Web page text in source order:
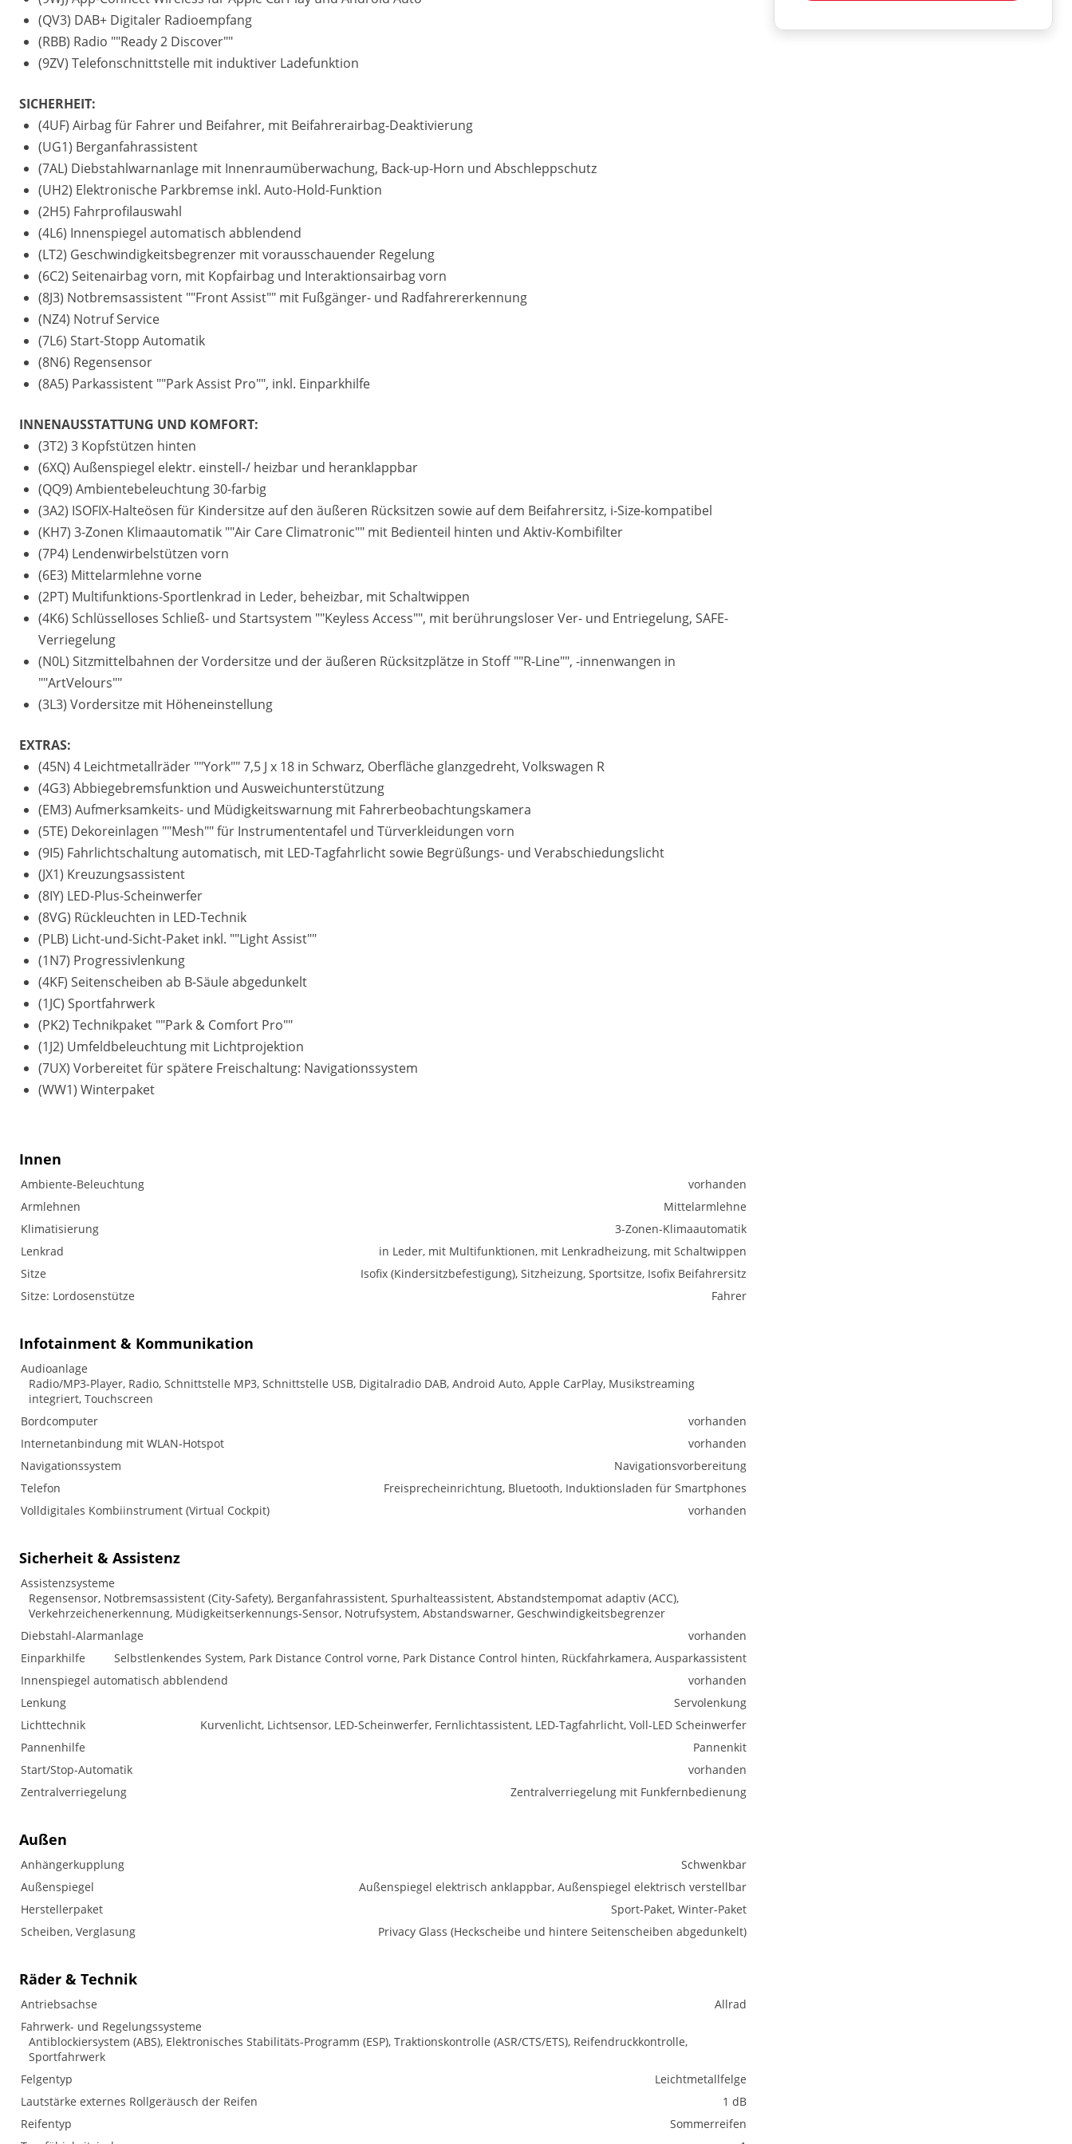
(QV3) DAB+ Digitaler Radioempfang
(RBB) Radio ""Ready 2 Discover""
(9ZV) Telefonschnittstelle mit induktiver Ladefunktion
SICHERHEIT:
(4UF) Airbag für Fahrer und Beifahrer, mit Beifahrerairbag-Deaktivierung
(UG1) Berganfahrassistent
(7AL) Diebstahlwarnanlage mit Innenraumüberwachung, Back-up-Horn und Abschleppschutz
(UH2) Elektronische Parkbremse inkl. Auto-Hold-Funktion
(2H5) Fahrprofilauswahl
(4L6) Innenspiegel automatisch abblendend
(LT2) Geschwindigkeitsbegrenzer mit vorausschauender Regelung
(6C2) Seitenairbag vorn, mit Kopfairbag und Interaktionsairbag vorn
(8J3) Notbremsassistent ""Front Assist"" mit Fußgänger- und Radfahrererkennung
(NZ4) Notruf Service
(7L6) Start-Stopp Automatik
(8N6) Regensensor
(8A5) Parkassistent ""Park Assist Pro"", inkl. Einparkhilfe
INNENAUSSTATTUNG UND KOMFORT:
(3T2) 3 Kopfstützen hinten
(6XQ) Außenspiegel elektr. einstell-/ heizbar und heranklappbar
(QQ9) Ambientebeleuchtung 30-farbig
(3A2) ISOFIX-Halteösen für Kindersitze auf den äußeren Rücksitzen sowie auf dem Beifahrersitz, i-Size-kompatibel
(KH7) 3-Zonen Klimaautomatik ""Air Care Climatronic"" mit Bedienteil hinten und Aktiv-Kombifilter
(7P4) Lendenwirbelstützen vorn
(6E3) Mittelarmlehne vorne
(2PT) Multifunktions-Sportlenkrad in Leder, beheizbar, mit Schaltwippen
(4K6) Schlüsselloses Schließ- und Startsystem ""Keyless Access"", mit berührungsloser Ver- und Entriegelung, SAFE-
Verriegelung
(N0L) Sitzmittelbahnen der Vordersitze und der äußeren Rücksitzplätze in Stoff ""R-Line"", -innenwangen in
""ArtVelours""
(3L3) Vordersitze mit Höheneinstellung
EXTRAS:
(45N) 4 Leichtmetallräder ""York"" 7,5 J x 18 in Schwarz, Oberfläche glanzgedreht, Volkswagen R
(4G3) Abbiegebremsfunktion und Ausweichunterstützung
(EM3) Aufmerksamkeits- und Müdigkeitswarnung mit Fahrerbeobachtungskamera
(5TE) Dekoreinlagen ""Mesh"" für Instrumententafel und Türverkleidungen vorn
(9I5) Fahrlichtschaltung automatisch, mit LED-Tagfahrlicht sowie Begrüßungs- und Verabschiedungslicht
(JX1) Kreuzungsassistent
(8IY) LED-Plus-Scheinwerfer
(8VG) Rückleuchten in LED-Technik
(PLB) Licht-und-Sicht-Paket inkl. ""Light Assist""
(1N7) Progressivlenkung
(4KF) Seitenscheiben ab B-Säule abgedunkelt
(1JC) Sportfahrwerk
(PK2) Technikpaket ""Park & Comfort Pro""
(1J2) Umfeldbeleuchtung mit Lichtprojektion
(7UX) Vorbereitet für spätere Freischaltung: Navigationssystem
(WW1) Winterpaket
Innen
Ambiente-Beleuchtung
vorhanden
Armlehnen
Mittelarmlehne
Klimatisierung
3-Zonen-Klimaautomatik
Lenkrad
in Leder, mit Multifunktionen, mit Lenkradheizung, mit Schaltwippen
Sitze
Isofix (Kindersitzbefestigung), Sitzheizung, Sportsitze, Isofix Beifahrersitz
Sitze: Lordosenstütze
Fahrer
Infotainment & Kommunikation
Audioanlage
Radio/MP3-Player, Radio, Schnittstelle MP3, Schnittstelle USB, Digitalradio DAB, Android Auto, Apple CarPlay, Musikstreaming
integriert, Touchscreen
Bordcomputer
vorhanden
Internetanbindung mit WLAN-Hotspot
vorhanden
Navigationssystem
Navigationsvorbereitung
Telefon
Freisprecheinrichtung, Bluetooth, Induktionsladen für Smartphones
Volldigitales Kombiinstrument (Virtual Cockpit)
vorhanden
Sicherheit & Assistenz
Assistenzsysteme
Regensensor, Notbremsassistent (City-Safety), Berganfahrassistent, Spurhalteassistent, Abstandstempomat adaptiv (ACC),
Verkehrzeichenerkennung, Müdigkeitserkennungs-Sensor, Notrufsystem, Abstandswarner, Geschwindigkeitsbegrenzer
Diebstahl-Alarmanlage
vorhanden
Einparkhilfe
Selbstlenkendes System, Park Distance Control vorne, Park Distance Control hinten, Rückfahrkamera, Ausparkassistent
Innenspiegel automatisch abblendend
vorhanden
Lenkung
Servolenkung
Lichttechnik
Kurvenlicht, Lichtsensor, LED-Scheinwerfer, Fernlichtassistent, LED-Tagfahrlicht, Voll-LED Scheinwerfer
Pannenhilfe
Pannenkit
Start/Stop-Automatik
vorhanden
Zentralverriegelung
Zentralverriegelung mit Funkfernbedienung
Außen
Anhängerkupplung
Schwenkbar
Außenspiegel
Außenspiegel elektrisch anklappbar, Außenspiegel elektrisch verstellbar
Herstellerpaket
Sport-Paket, Winter-Paket
Scheiben, Verglasung
Privacy Glass (Heckscheibe und hintere Seitenscheiben abgedunkelt)
Räder & Technik
Antriebsachse
Allrad
Fahrwerk- und Regelungssysteme
Antiblockiersystem (ABS), Elektronisches Stabilitäts-Programm (ESP), Traktionskontrolle (ASR/CTS/ETS), Reifendruckkontrolle,
Sportfahrwerk
Felgentyp
Leichtmetallfelge
Lautstärke externes Rollgeräusch der Reifen
1 dB
Reifentyp
Sommerreifen